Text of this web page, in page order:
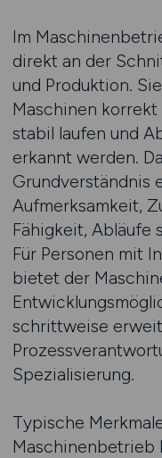
Im
direkt an der
und Produktion.
Maschinen
stabil laufen und
erkannt werden.
Grundverständnis
Aufmerksamkeit,
Fähigkeit, Abläufe
Für Personen mit
bietet der
schrittweise
Spezialisierung.
Typische
Maschinenbetrieb